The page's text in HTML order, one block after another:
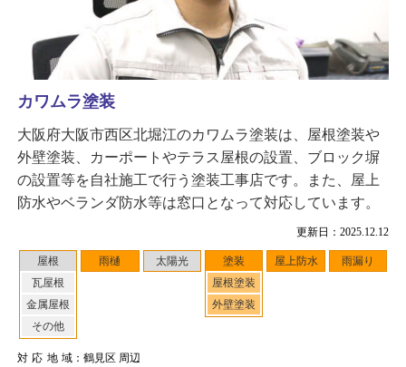
更新日：2025.12.12
屋根
瓦屋根
金属屋根
その他
雨樋 太陽光
塗装
屋根塗装
外壁塗装
屋上防水 雨漏り
対応地域：鶴見区 周辺
カワムラ塗装
大阪府大阪市西区北堀江のカワムラ塗装は、屋根塗装や
外壁塗装、カーポートやテラス屋根の設置、ブロック塀
の設置等を自社施工で行う塗装工事店です。また、屋上
防水やベランダ防水等は窓口となって対応しています。